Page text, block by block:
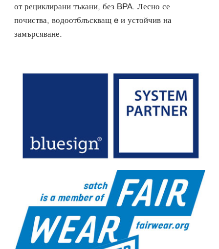
от рециклирани тъкани, без BPA. Лесно се
почиства, водоотблъскващ e и устойчив на
замърсяване.